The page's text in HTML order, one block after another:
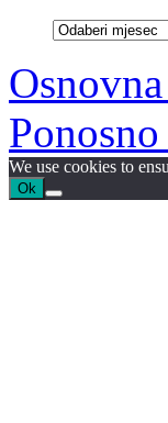
Arhiva
We use cookies to
Ok